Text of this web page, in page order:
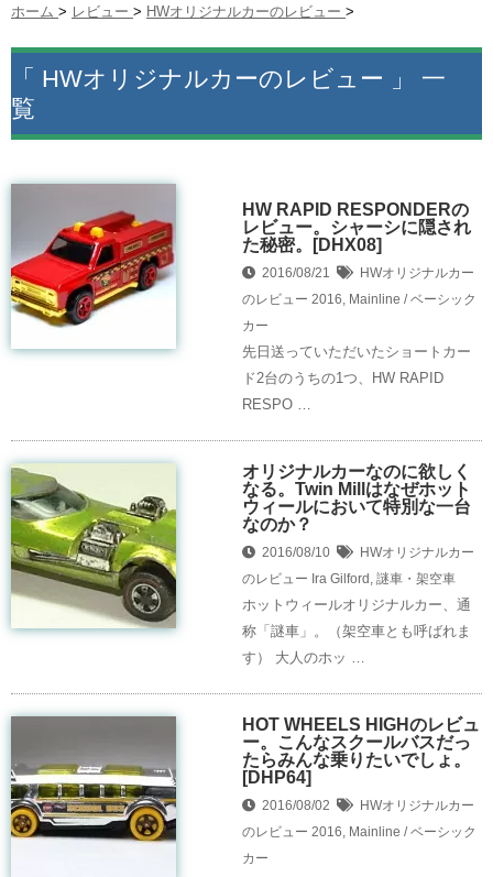
ホーム > レビュー > HWオリジナルカーのレビュー >
「 HWオリジナルカーのレビュー 」 一
覧
HW RAPID RESPONDERの
レビュー。シャーシに隠され
た秘密。[DHX08]
2016/08/21
HWオリジナルカー
のレビュー 2016, Mainline / ベーシック
カー
先日送っていただいたショートカー
ド2台のうちの1つ、HW RAPID
RESPO …
オリジナルカーなのに欲しく
なる。Twin Millはなぜホット
ウィールにおいて特別な一台
なのか？
2016/08/10
HWオリジナルカー
のレビュー Ira Gilford , 謎車・架空車
ホットウィールオリジナルカー、通
称「謎車」。（架空車とも呼ばれま
す） 大人のホッ …
HOT WHEELS HIGHのレビュ
ー。こんなスクールバスだっ
たらみんな乗りたいでしょ。
[DHP64]
2016/08/02
HWオリジナルカー
のレビュー 2016, Mainline / ベーシック
カー